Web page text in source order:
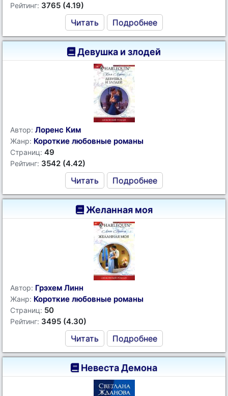
Рейтинг: 3765 (4.19)
Читать Подробнее
Девушка и злодей
Автор: Лоренс Ким
Жанр: Короткие любовные романы
Страниц: 49
Рейтинг: 3542 (4.42)
Читать Подробнее
Желанная моя
Автор: Грэхем Линн
Жанр: Короткие любовные романы
Страниц: 50
Рейтинг: 3495 (4.30)
Читать Подробнее
Невеста Демона